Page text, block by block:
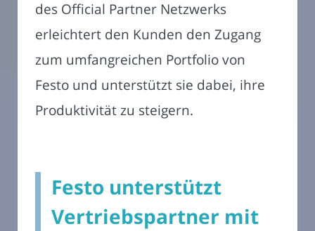
des Official Partner Netzwerks
erleichtert den Kunden den Zugang
zum umfangreichen Portfolio von
Festo und unterstützt sie dabei, ihre
Produktivität zu steigern.
Festo unterstützt
Vertriebspartner mit